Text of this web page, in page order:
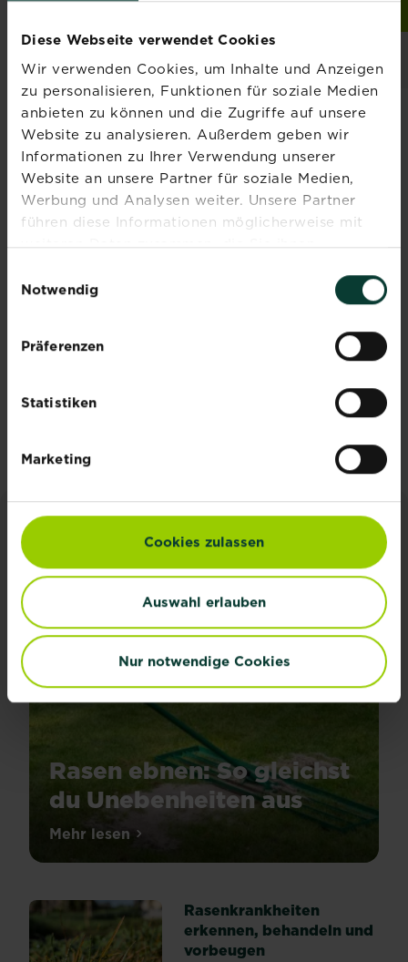
Diese Webseite verwendet Cookies
Wir verwenden Cookies, um Inhalte und Anzeigen
zu personalisieren, Funktionen für soziale Medien
anbieten zu können und die Zugriffe auf unsere
Website zu analysieren. Außerdem geben wir
Informationen zu Ihrer Verwendung unserer
Website an unsere Partner für soziale Medien,
Werbung und Analysen weiter. Unsere Partner
führen diese Informationen möglicherweise mit
weiteren Daten zusammen, die Sie ihnen
Nutzung der Dienste gesammelt haben.
Notwendig
Präferenzen
Statistiken
Marketing
Cookies zulassen
Auswahl erlauben
Nur notwendige Cookies
Händler und
Verfügbarkeit
vergleichen
Abonniere jetzt
den Liebe deinen
Garten Newsletter
Melde dich jetzt zu unserem
INSPIRATION & RATGEBER
Alle Artikel entdecken
Rasen ebnen: So gleichst
du Unebenheiten aus
Mehr lesenüber Rasen ebnen: So gleichst du
Rasenkrankheiten
erkennen, behandeln und
vorbeugen